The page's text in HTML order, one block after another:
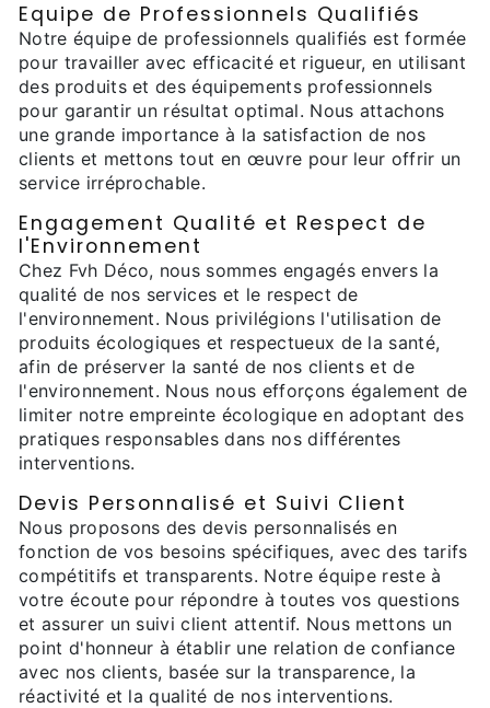
Equipe de Professionnels Qualifiés
Notre équipe de professionnels qualifiés est formée
pour travailler avec efficacité et rigueur, en utilisant
des produits et des équipements professionnels
pour garantir un résultat optimal. Nous attachons
une grande importance à la satisfaction de nos
clients et mettons tout en œuvre pour leur offrir un
service irréprochable.
Engagement Qualité et Respect de
l'Environnement
Chez Fvh Déco, nous sommes engagés envers la
qualité de nos services et le respect de
l'environnement. Nous privilégions l'utilisation de
produits écologiques et respectueux de la santé,
afin de préserver la santé de nos clients et de
l'environnement. Nous nous efforçons également de
limiter notre empreinte écologique en adoptant des
pratiques responsables dans nos différentes
interventions.
Devis Personnalisé et Suivi Client
Nous proposons des devis personnalisés en
fonction de vos besoins spécifiques, avec des tarifs
compétitifs et transparents. Notre équipe reste à
votre écoute pour répondre à toutes vos questions
et assurer un suivi client attentif. Nous mettons un
point d'honneur à établir une relation de confiance
avec nos clients, basée sur la transparence, la
réactivité et la qualité de nos interventions.